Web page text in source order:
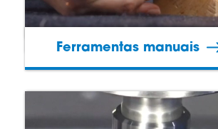
Ferramentas manuais